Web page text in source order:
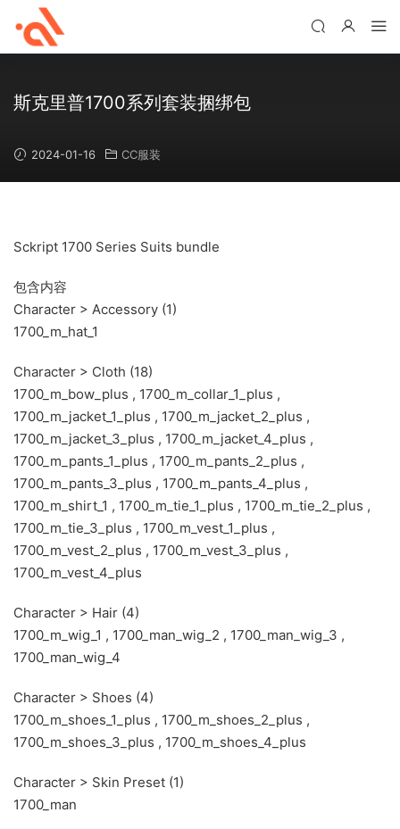
斯克里普1700系列套装捆绑包
2024-01-16 CC服装
Sckript 1700 Series Suits bundle
包含内容
Character > Accessory (1)
1700_m_hat_1
Character > Cloth (18)
1700_m_bow_plus , 1700_m_collar_1_plus ,
1700_m_jacket_1_plus , 1700_m_jacket_2_plus ,
1700_m_jacket_3_plus , 1700_m_jacket_4_plus ,
1700_m_pants_1_plus , 1700_m_pants_2_plus ,
1700_m_pants_3_plus , 1700_m_pants_4_plus ,
1700_m_shirt_1 , 1700_m_tie_1_plus , 1700_m_tie_2_plus ,
1700_m_tie_3_plus , 1700_m_vest_1_plus ,
1700_m_vest_2_plus , 1700_m_vest_3_plus ,
1700_m_vest_4_plus
Character > Hair (4)
1700_m_wig_1 , 1700_man_wig_2 , 1700_man_wig_3 ,
1700_man_wig_4
Character > Shoes (4)
1700_m_shoes_1_plus , 1700_m_shoes_2_plus ,
1700_m_shoes_3_plus , 1700_m_shoes_4_plus
Character > Skin Preset (1)
1700_man